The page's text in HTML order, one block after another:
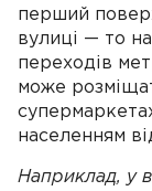
перший
вулиці — то
переходів
може
населенням
Наприклад, у